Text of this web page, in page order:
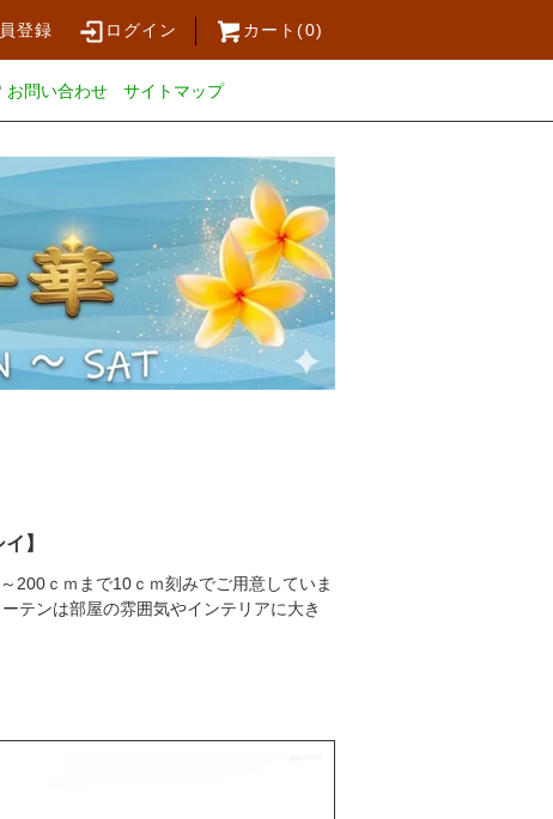
登録 ログイン カート(0)
お問い合わせ サイトマップ
】
200ｃｍまで10ｃｍ刻みでご用意していま
テンは部屋の雰囲気やインテリアに大き